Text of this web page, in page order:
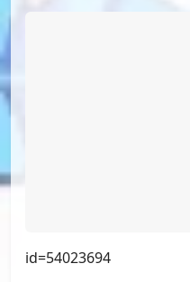
id=54023694